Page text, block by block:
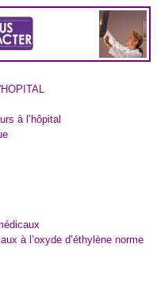
à l’hôpital
à l’oxyde d’éthylène norme